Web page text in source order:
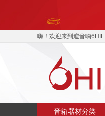
嗨！欢迎来到遛音响6HIFI
音箱器材分类